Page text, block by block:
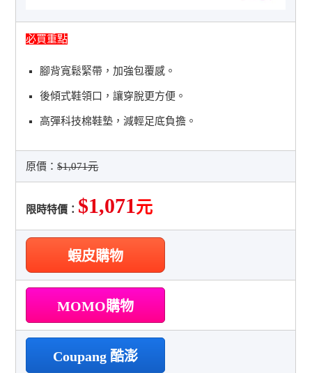
必買重點
腳背寬鬆緊帶，加強包覆感。
後傾式鞋領口，讓穿脫更方便。
高彈科技棉鞋墊，減輕足底負擔。
原價：$1,071元
限時特價： $1,071元
蝦皮購物
MOMO購物
Coupang 酷澎